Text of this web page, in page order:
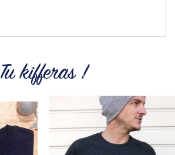
Tu kifferas !